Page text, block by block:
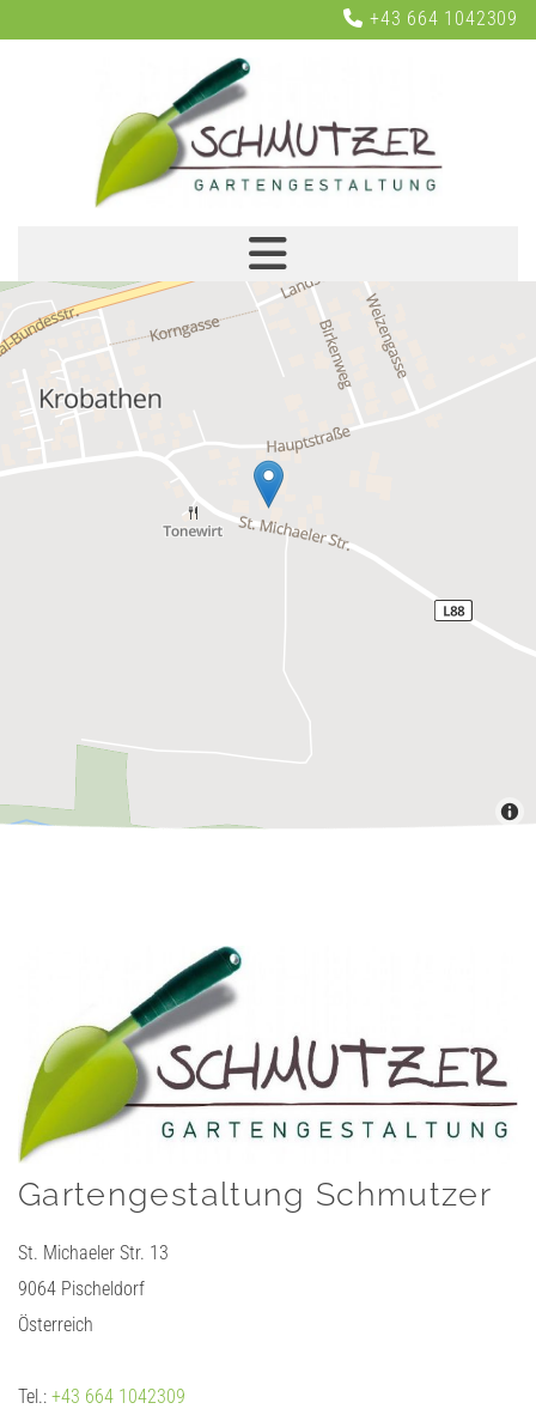
 +43 664 1042309
Gartengestaltung Schmutzer
St. Michaeler Str. 13
9064 Pischeldorf
Österreich
Tel.: +43 664 1042309